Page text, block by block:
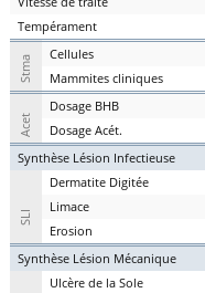
Tempérament
Stma Cellules
Mammites cliniques
Acet
Dosage BHB
Dosage Acét.
Synthèse Lésion Infectieuse
SLI
Dermatite Digitée
Limace
Erosion
Synthèse Lésion Mécanique
Ulcère de la Sole